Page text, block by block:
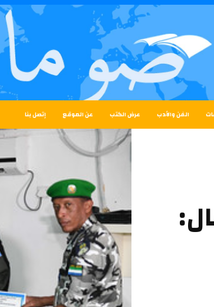
الفن والأدب عرض الكتب عن الموقع إتصل بنا